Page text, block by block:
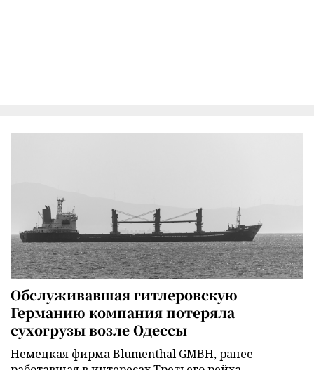
Обслуживавшая гитлеровскую
Германию компания потеряла
сухогрузы возле Одессы
Немецкая фирма Blumenthal GMBH, ранее